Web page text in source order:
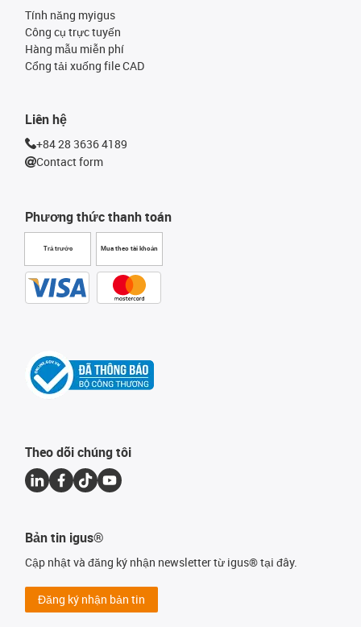
Phương thức thanh toán
Trả trước Mua theo tài khoản
Tính năng myigus
Công cụ trực tuyến
Hàng mẫu miễn phí
Cổng tải xuống file CAD
Liên hệ
+84 28 3636 4189
Contact form
Theo dõi chúng tôi
Bản tin igus®
Cập nhật và đăng ký nhận newsletter từ igus® tại đây.
Đăng ký nhận bản tin